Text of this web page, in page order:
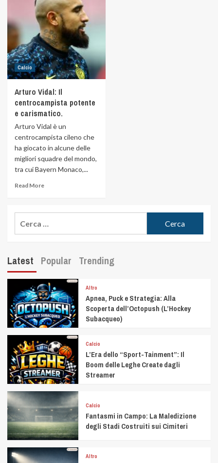
Calcio
Arturo Vidal: Il
centrocampista potente
e carismatico.
Arturo Vidal è un
centrocampista cileno che
ha giocato in alcune delle
migliori squadre del mondo,
tra cui Bayern Monaco,...
Read More
Latest Popular Trending
Altro
Apnea, Puck e Strategia: Alla
Scoperta dell’Octopush (L’Hockey
Subacqueo)
Calcio
L’Era dello “Sport-Tainment”: Il
Boom delle Leghe Create dagli
Streamer
Calcio
Fantasmi in Campo: La Maledizione
degli Stadi Costruiti sui Cimiteri
Altro